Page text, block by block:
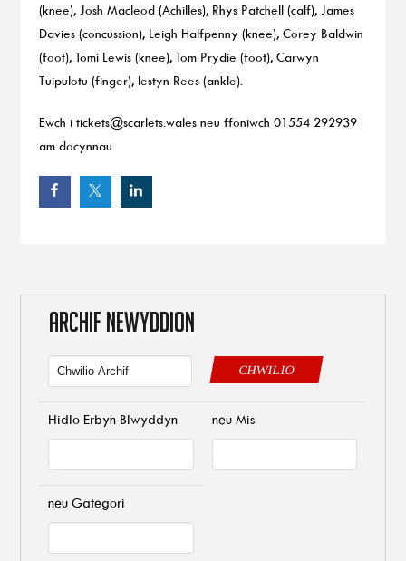
(knee), Josh Macleod (Achilles), Rhys Patchell (calf), James
Davies (concussion), Leigh Halfpenny (knee), Corey Baldwin
(foot), Tomi Lewis (knee), Tom Prydie (foot), Carwyn
Tuipulotu (finger), Iestyn Rees (ankle).
Ewch i tickets@scarlets.walesneu ffoniwch 01554 292939
am docynnau.
ARCHIF NEWYDDION
CHWILIO
Hidlo Erbyn Blwyddyn neu Mis
neu Gategori